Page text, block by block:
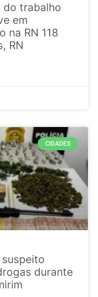
do trabalho
em
na RN 118
RN
CIDADES
durante